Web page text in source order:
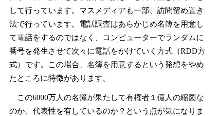
して行っています。マスメディアも一部、訪問留め置き
法で行っています。電話調査はあらかじめ名簿を用意し
て電話をするのではなく、コンピューターでランダムに
番号を発生させて次々に電話をかけていく方式（RDD方
式）です。この場合、名簿を用意するという発想をやめ
たところに特徴があります。
この6000万人の名簿が果たして有権者１億人の縮図な
のか、代表性を有しているのか？という点が気になりま